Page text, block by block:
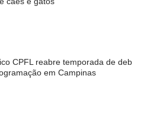
cães e gatos
CPFL reabre temporada de deb
em Campinas